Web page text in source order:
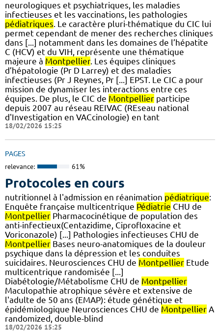
neurologiques et psychiatriques, les maladies
infectieuses et les vaccinations, les pathologies
pédiatriques. Le caractère pluri-thématique du CIC lui
permet cependant de mener des recherches cliniques
dans [...] notamment dans les domaines de l’hépatite
C (HCV) et du VIH, représente une thématique
majeure à Montpellier. Les équipes cliniques
d’hépatologie (Pr D Larrey) et des maladies
infectieuses (Pr J Reynes, Pr [...] EPST. Le CIC a pour
mission de dynamiser les interactions entre ces
équipes. De plus, le CIC de Montpellier participe
depuis 2007 au réseau REIVAC (REseau national
d'Investigation en VACcinologie) en tant
18/02/2026 15:25
PAGES
relevance: 61%
Protocoles en cours
nutritionnel à l'admission en réanimation pédiatrique:
Enquête française multicentrique Pédiatrie CHU de
Montpellier Pharmacocinétique de population des
anti-infectieux(Centazidime, Ciprofloxacine et
Voriconazole) [...] Pathologies infectieuses CHU de
Montpellier Bases neuro-anatomiques de la douleur
psychique dans la dépression et les conduites
suicidaires. Neurosciences CHU de Montpellier Etude
multicentrique randomisée [...]
Diabétologie/Métabolisme CHU de Montpellier
Maculopathie atrophique sévère et extensive de
l'adulte de 50 ans (EMAP): étude génétique et
épidémiologique Neurosciences CHU de Montpellier A
randomized, double-blind
18/02/2026 15:25